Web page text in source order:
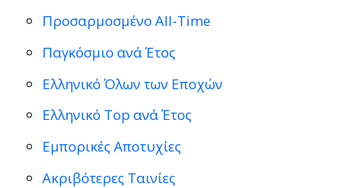
Προσαρμοσμένο All-Time
Παγκόσμιο ανά Έτος
Ελληνικό Όλων των Εποχών
Ελληνικό Top ανά Έτος
Εμπορικές Αποτυχίες
Ακριβότερες Ταινίες